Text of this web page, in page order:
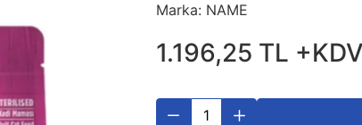
Marka: NAME
1.196,25 TL +KDV